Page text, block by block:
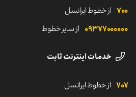
قوانین خدمات پیامک انبوه
شروع مسیر ایرانسلی
مناقصه و اطلاعیه‌ها
لوگوهای ایرانسل
۷۰۰ از خطوط ایرانسل
۰۹۳۷۷۰‌۰۰۰۰۰ از سایر خطوط
خدمات اینترنت ثابت
۷۰۷ از خطوط ایرانسل